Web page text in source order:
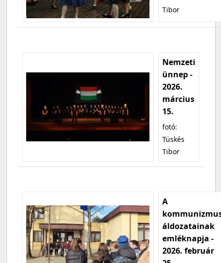
Tibor
Nemzeti
ünnep -
2026.
március
15.
fotó:
Tüskés
Tibor
A
áldozatainak
emléknapja -
2026. február